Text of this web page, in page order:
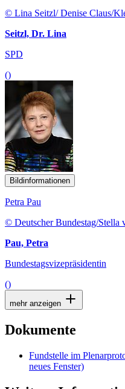
© Lina Seitzl/ Denise Claus/
Seitzl, Dr. Lina
SPD
()
Bildinformationen
Petra Pau
© Deutscher Bundestag/Stella
Pau, Petra
Bundestagsvizepräsidentin
()
mehr anzeigen
Dokumente
Fundstelle im
neues Fenster)